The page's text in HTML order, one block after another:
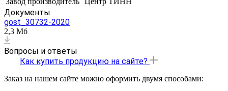
Документы
gost_30732-2020
2,3 Мб
Вопросы и ответы
Как купить продукцию на сайте?
Заказ на нашем сайте можно оформить двумя способами: